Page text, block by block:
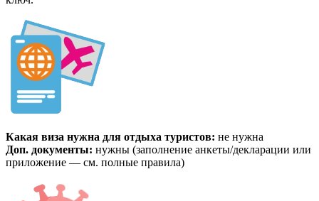
Какая виза нужна для отдыха туристов: не нужна
Доп. документы: нужны (заполнение анкеты/декларации или
приложение — см. полные правила)